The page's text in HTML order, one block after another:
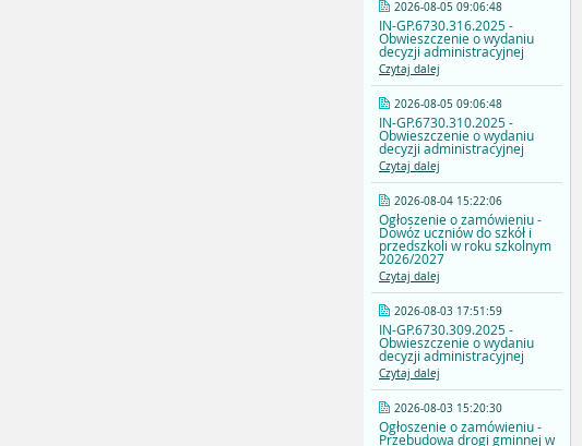
2026-08-05 09:06:48
IN-GP.6730.316.2025 -
Obwieszczenie o wydaniu
decyzji administracyjnej
Czytaj dalej
2026-08-05 09:06:48
IN-GP.6730.310.2025 -
Obwieszczenie o wydaniu
decyzji administracyjnej
Czytaj dalej
2026-08-04 15:22:06
Ogłoszenie o zamówieniu -
Dowóz uczniów do szkół i
przedszkoli w roku szkolnym
2026/2027
Czytaj dalej
2026-08-03 17:51:59
IN-GP.6730.309.2025 -
Obwieszczenie o wydaniu
decyzji administracyjnej
Czytaj dalej
2026-08-03 15:20:30
Ogłoszenie o zamówieniu -
Przebudowa drogi gminnej w